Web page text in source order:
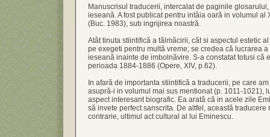
Manuscrisul traducerii, intercalat de paginile
ieseană. A fost publicat pentru intâia oară in volumul al
(Buc. 1983), sub ingrijirea noastră.
Atât tinuta stiintifică a tălmăcirii, cât si aspectul estetic
pe exegeti pentru multă vreme; se credea că lucrarea
ieseană inainte de imbolnăvire. S-a constatat totusi că
perioada 1884-1886 (Opere, XIV, p.62).
In afară de importanta stiintifică a traducerii, pe care
asupră-i in volumul mai sus mentionat (p. 1011-1021),
aspect interesant biografic. Ea arată că in acele zile
să invete perfect sanscrita. De altfel, această
contrarie, ultimul act cultural al lui Eminescu.